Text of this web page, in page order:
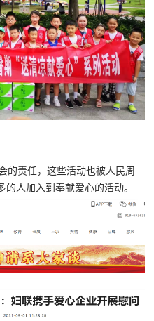
责任，这些活动也被人民周
的人加入到奉献爱心的活动。